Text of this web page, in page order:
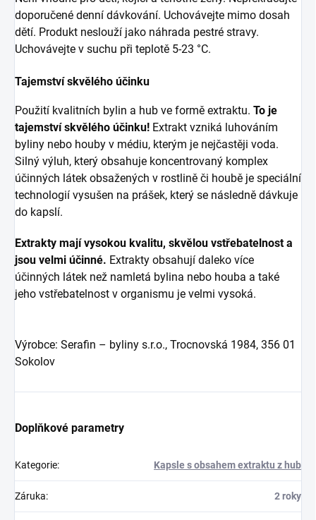
doporučené denní dávkování. Uchovávejte mimo dosah
dětí. Produkt neslouží jako náhrada pestré stravy.
Uchovávejte v suchu při teplotě 5-23 °C.
Tajemství skvělého účinku
Použití kvalitních bylin a hub ve formě extraktu. To je
tajemství skvělého účinku! Extrakt vzniká luhováním
byliny nebo houby v médiu, kterým je nejčastěji voda.
Silný výluh, který obsahuje koncentrovaný komplex
účinných látek obsažených v rostlině či houbě je speciální
technologií vysušen na prášek, který se následně dávkuje
do kapslí.
Extrakty mají vysokou kvalitu, skvělou vstřebatelnost a
jsou velmi účinné. Extrakty obsahují daleko více
účinných látek než namletá bylina nebo houba a také
jeho vstřebatelnost v organismu je velmi vysoká.
Výrobce: Serafin – byliny s.r.o., Trocnovská 1984, 356 01
Sokolov
Doplňkové parametry
Kategorie: Kapsle s obsahem extraktu z hub
Záruka: 2 roky